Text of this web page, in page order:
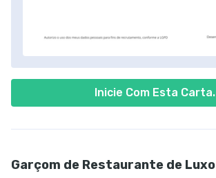
Inicie Com Esta Carta.
Garçom de Restaurante de Luxo